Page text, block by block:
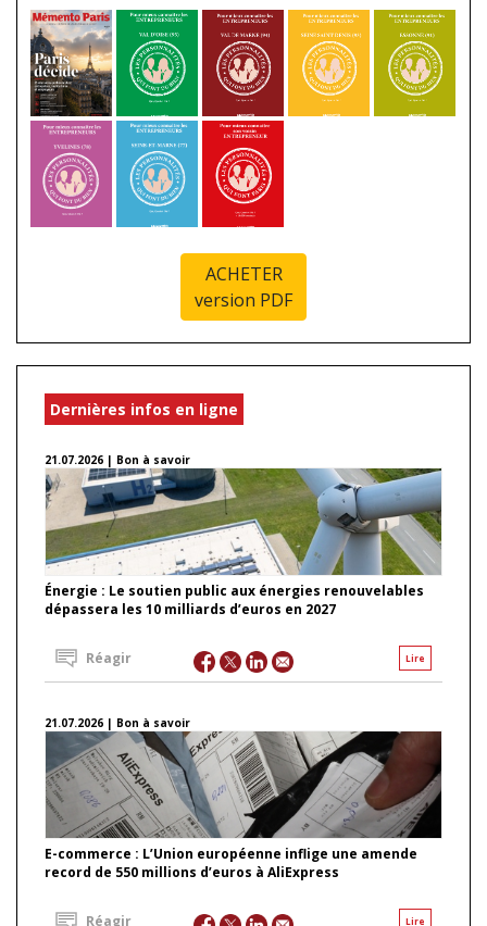
ACHETER
version PDF
Dernières infos en ligne
21.07.2026 | Bon à savoir
Énergie : Le soutien public aux énergies renouvelables
dépassera les 10 milliards d’euros en 2027
Lire
Réagir
21.07.2026 | Bon à savoir
E-commerce : L’Union européenne inflige une amende
record de 550 millions d’euros à AliExpress
Lire
Réagir